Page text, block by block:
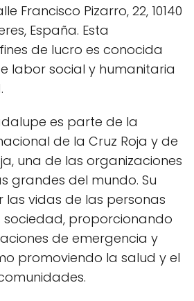
Francisco Pizarro, 22, 10140
España. Esta
de lucro es conocida
labor social y humanitaria
es parte de la
de la Cruz Roja y de
una de las organizaciones
grandes del mundo. Su
las vidas de las personas
sociedad, proporcionando
de emergencia y
promoviendo la salud y el